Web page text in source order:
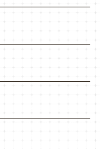
メット等